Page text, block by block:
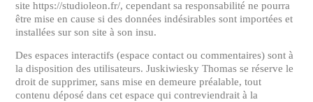
site https://studioleon.fr/, cependant sa responsabilité ne pourra
être mise en cause si des données indésirables sont importées et
installées sur son site à son insu.
Des espaces interactifs (espace contact ou commentaires) sont à
la disposition des utilisateurs. Juskiwiesky Thomas se réserve le
droit de supprimer, sans mise en demeure préalable, tout
contenu déposé dans cet espace qui contreviendrait à la